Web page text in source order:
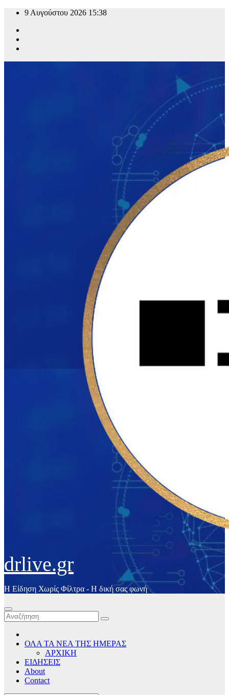
Μετάβαση
περιεχόμενο
9 Αυγούστου 2026 15:38
drlive.gr
Η Είδηση Χωρίς Φίλτρα - H δική σας φωνή
ΟΛΑ ΤΑ ΝΕΑ ΤΗΣ ΗΜΕΡΑΣ
ΑΡΧΙΚΗ
ΕΙΔΗΣΕΙΣ
About
Contact